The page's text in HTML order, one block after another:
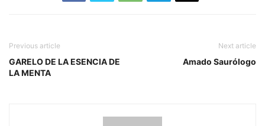
Previous article
GARELO DE LA ESENCIA DE
LA MENTA
Next article
Amado Saurólogo